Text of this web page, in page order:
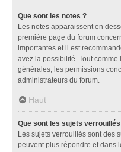
Que sont les notes ?
Les notes apparaissent en
première page du forum
importantes et il est
avez la possibilité. Tout
générales, les permissions
administrateurs du forum.
Haut
Que sont les sujets
Les sujets verrouillés sont des
peuvent plus répondre et dans